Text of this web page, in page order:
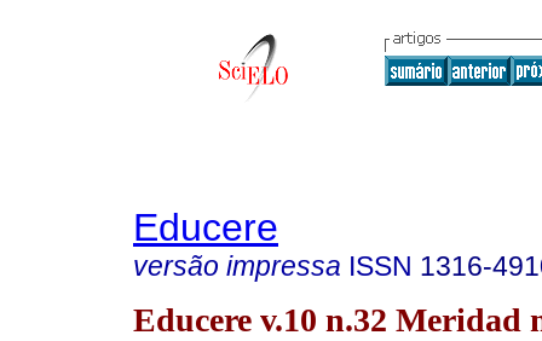
Educere
versão impressa ISSN 1316-
Educere v.10 n.32 Meridad